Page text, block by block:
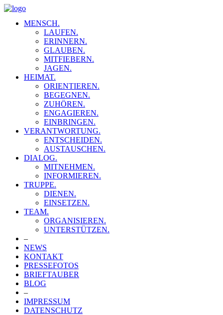
MENSCH.
LAUFEN.
ERINNERN.
GLAUBEN.
MITFIEBERN.
JAGEN.
HEIMAT.
ORIENTIEREN.
BEGEGNEN.
ZUHÖREN.
ENGAGIEREN.
EINBRINGEN.
VERANTWORTUNG.
ENTSCHEIDEN.
AUSTAUSCHEN.
DIALOG.
MITNEHMEN.
INFORMIEREN.
TRUPPE.
DIENEN.
EINSETZEN.
TEAM.
ORGANISIEREN.
UNTERSTÜTZEN.
–
NEWS
KONTAKT
PRESSEFOTOS
BRIEFTAUBER
BLOG
–
IMPRESSUM
DATENSCHUTZ